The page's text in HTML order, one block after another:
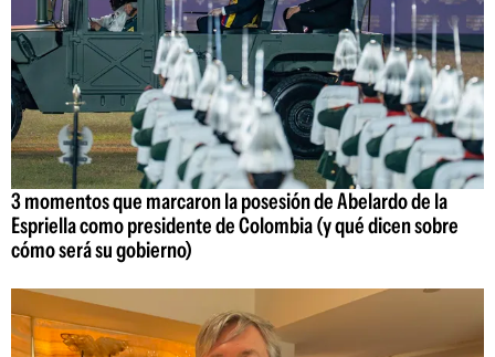
3 momentos que marcaron la posesión de Abelardo de la
Espriella como presidente de Colombia (y qué dicen sobre
cómo será su gobierno)